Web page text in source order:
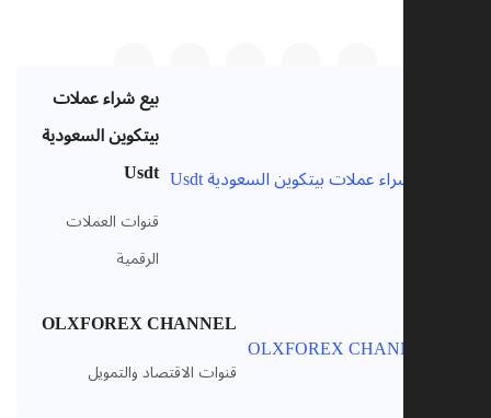
بيع شراء عملات
بيتكوين السعودية
Usdt
قنوات العملات
الرقمية
OLXFOREX CHANNEL
قنوات الاقتصاد والتمويل